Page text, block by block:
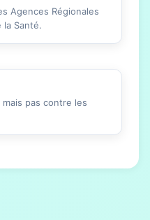
Agences Régionales
la Santé.
pas contre les